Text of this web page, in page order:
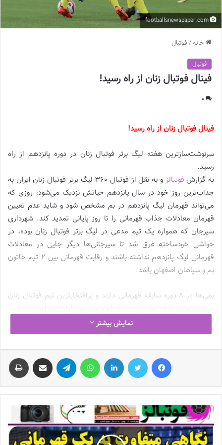
خانه/ فوتبال
فوتبال
فینال فوتبال زنان از راه رسید!
0
فینال فوتبال زنان از راه رسید!
سرنوشت‌سازترین هفته لیگ برتر فوتبال زنان در دوره پانزدهم از راه
رسید.
به گزارش فوتبالز
و به نقل از فوتبال 360 لیگ برتر فوتبال زنان ایران به
جذاب‌ترین روز خود در سال پانزدهم حیاتش نزدیک می‌شود، روزی که
می‌تواند قهرمان لیگ پانزدهم در بم مشخص شود و شاید عدم تعیین
قهرمان معادلات جذاب قهرمانی را تا روز پایانی تمدید کند. شهرداری
سیرجان که همواره یک تیم مدعی در لیگ برتر فوتبال زنان بوده، در
حواشی خودساخته غرق شد تا سیرجانی‌ها دیگر جایی در معادلات
قهرمانی لیگ پانزدهم نداشته باشند و رقابت قهرمانی بین 2 تیم خاتون
بم و سپاهان اصفهان باشد.
بمی‌ها در 8 دوره سابقه قهرمانی دارند و پرافتخارترین تیم فوتبال زنان
نتوانسته‌اند قهرمانی در لیگ برتر فوتبال زنان را تجربه کنند و با هدایت
مریم ایراندوست رویای بزرگ قهرمانی را در سر می‌پرورانند. اتفاق مهم،
رویارویی خاتون و سپاهان در مهم‌ترین مقطع فصل است، مسابقه‌ای که
نتیجه آن شاید تکلیف قهرمانی را یکسره کند و شاید هم باعث شد تنور
قهرمانی لیگ تا روز پایانی داغ بماند.
در انتظار نهمین تاج‌گذاری بمی‌ها؟
خاتون بم با هدایت مرضیه جعفری روزهای رویایی را سپری می‌کند،
خاتون سابقه 8 قهرمانی با جعفری را دارد و بعد از قهرمانی فصل گذشته،
نمایش بیشتر